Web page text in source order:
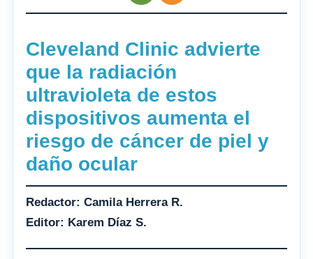
Cleveland Clinic advierte
que la radiación
ultravioleta de estos
dispositivos aumenta el
riesgo de cáncer de piel y
daño ocular
Redactor: Camila Herrera R.
Editor: Karem Díaz S.